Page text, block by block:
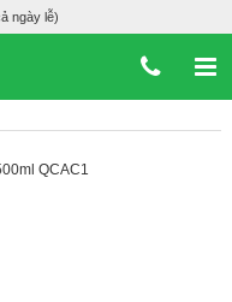
ngày lễ)